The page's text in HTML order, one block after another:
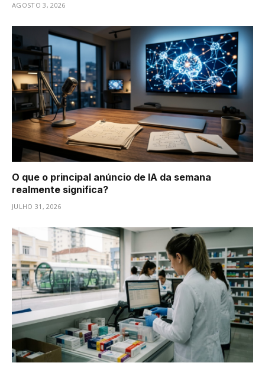
AGOSTO 3, 2026
O que o principal anúncio de IA da semana
realmente significa?
JULHO 31, 2026